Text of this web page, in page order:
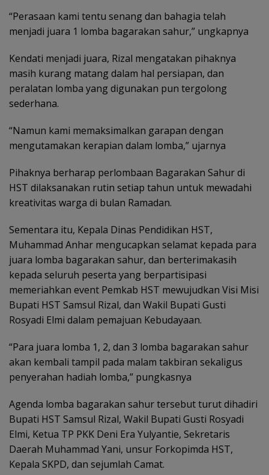
“Perasaan kami tentu senang dan bahagia telah
menjadi juara 1 lomba bagarakan sahur,” ungkapnya
Kendati menjadi juara, Rizal mengatakan pihaknya
masih kurang matang dalam hal persiapan, dan
peralatan lomba yang digunakan pun tergolong
sederhana.
“Namun kami memaksimalkan garapan dengan
mengutamakan kerapian dalam lomba,” ujarnya
Pihaknya berharap perlombaan Bagarakan Sahur di
HST dilaksanakan rutin setiap tahun untuk mewadahi
kreativitas warga di bulan Ramadan.
Sementara itu, Kepala Dinas Pendidikan HST,
Muhammad Anhar mengucapkan selamat kepada para
juara lomba bagarakan sahur, dan berterimakasih
kepada seluruh peserta yang berpartisipasi
memeriahkan event Pemkab HST mewujudkan Visi Misi
Bupati HST Samsul Rizal, dan Wakil Bupati Gusti
Rosyadi Elmi dalam pemajuan Kebudayaan.
“Para juara lomba 1, 2, dan 3 lomba bagarakan sahur
akan kembali tampil pada malam takbiran sekaligus
penyerahan hadiah lomba,” pungkasnya
Agenda lomba bagarakan sahur tersebut turut dihadiri
Bupati HST Samsul Rizal, Wakil Bupati Gusti Rosyadi
Elmi, Ketua TP PKK Deni Era Yulyantie, Sekretaris
Daerah Muhammad Yani, unsur Forkopimda HST,
Kepala SKPD, dan sejumlah Camat.